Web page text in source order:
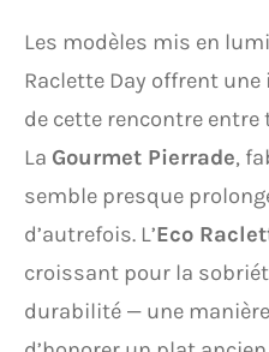
Les modèles mis en
Raclette Day offrent
de cette rencontre
La Gourmet Pierrade,
semble presque
d’autrefois. L’Eco
croissant pour la
durabilité — une